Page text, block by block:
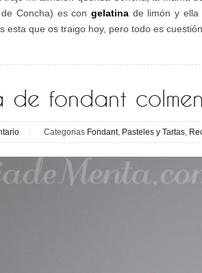
Concha) es con gelatina de limón y ella
esta que os traigo hoy, pero todo es
de fondant
Categorias Fondant, Pasteles y Tartas,